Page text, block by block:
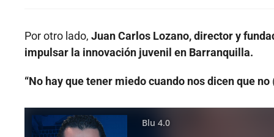
Por otro lado, Juan Carlos Lozano, director y
impulsar la innovación juvenil en Barranquilla.
“No hay que tener miedo cuando nos dicen que no